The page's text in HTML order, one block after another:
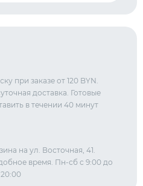
при заказе от 120 BYN.
доставка. Готовые
в течении 40 минут
на ул. Восточная, 41.
время. Пн-сб с 9:00 до
20:00